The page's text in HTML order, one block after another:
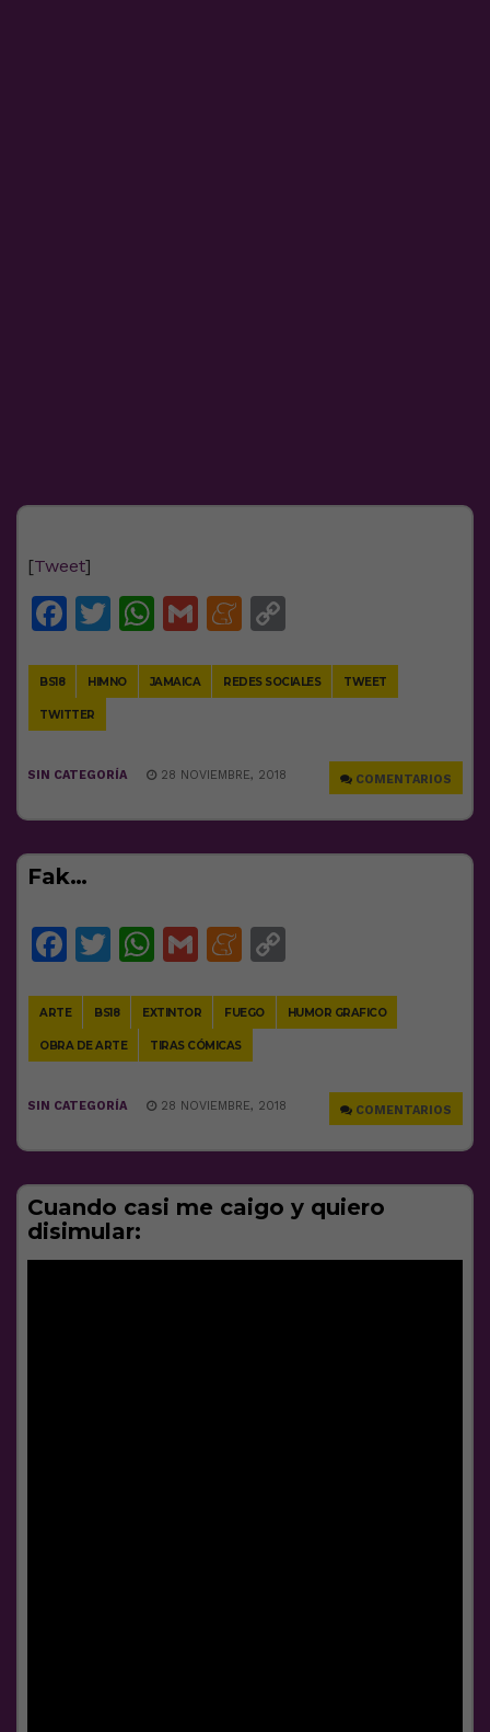
[Tweet]
Facebook
Twitter
WhatsApp
GmailMeneame
BS18 HIMNO JAMAICA REDES SOCIALES TWEET
TWITTER
COMENTARIOS
SIN CATEGORÍA 28 NOVIEMBRE, 2018
Fak…
Facebook
Twitter
WhatsApp
GmailMeneame
ARTE BS18 EXTINTOR FUEGO HUMOR GRAFICO
OBRA DE ARTE TIRAS CÓMICAS
COMENTARIOS
SIN CATEGORÍA 28 NOVIEMBRE, 2018
Cuando casi me caigo y quiero
disimular: